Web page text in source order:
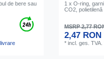
de bere sau
livrare
1 x O-ring,
CO2, polietilenă
MSRP 2,77
2,47 RON
*incl. ges. TVA.